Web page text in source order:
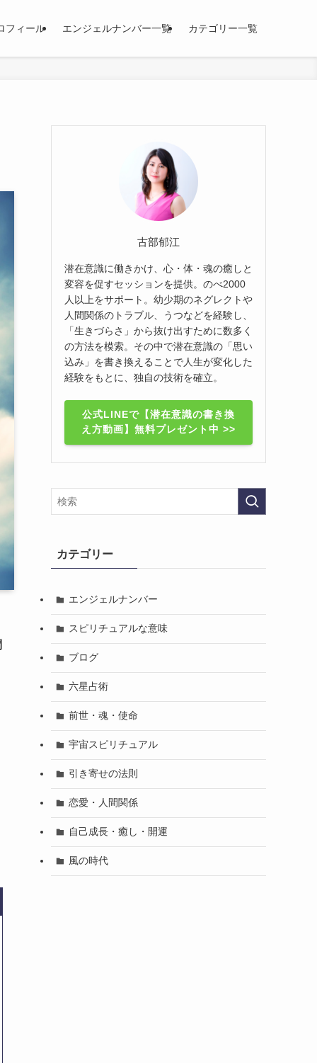
フィール エンジェルナンバー一覧 カテゴリー一覧
古部郁江
潜在意識に働きかけ、心・体・魂の癒しと
変容を促すセッションを提供。のべ2000
人以上をサポート。幼少期のネグレクトや
人間関係のトラブル、うつなどを経験し、
「生きづらさ」から抜け出すために数多く
の方法を模索。その中で潜在意識の「思い
込み」を書き換えることで人生が変化した
経験をもとに、独自の技術を確立。
公式LINEで【潜在意識の書き換
え方動画】無料プレゼント中 >>
カテゴリー
エンジェルナンバー
スピリチュアルな意味
ブログ
六星占術
前世・魂・使命
宇宙スピリチュアル
引き寄せの法則
恋愛・人間関係
自己成長・癒し・開運
風の時代